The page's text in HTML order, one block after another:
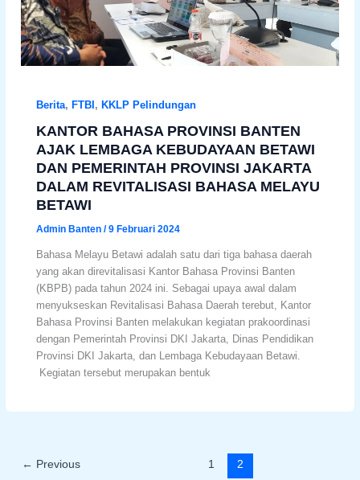
Berita, FTBI , KKLP Pelindungan
KANTOR BAHASA PROVINSI BANTEN
AJAK LEMBAGA KEBUDAYAAN BETAWI
DAN PEMERINTAH PROVINSI JAKARTA
DALAM REVITALISASI BAHASA MELAYU
BETAWI
Admin Banten/9 Februari 2024
Bahasa Melayu Betawi adalah satu dari tiga bahasa daerah
yang akan direvitalisasi Kantor Bahasa Provinsi Banten
(KBPB) pada tahun 2024 ini. Sebagai upaya awal dalam
menyukseskan Revitalisasi Bahasa Daerah terebut, Kantor
Bahasa Provinsi Banten melakukan kegiatan prakoordinasi
dengan Pemerintah Provinsi DKI Jakarta, Dinas Pendidikan
Provinsi DKI Jakarta, dan Lembaga Kebudayaan Betawi.
Kegiatan tersebut merupakan bentuk
← Previous 1 2